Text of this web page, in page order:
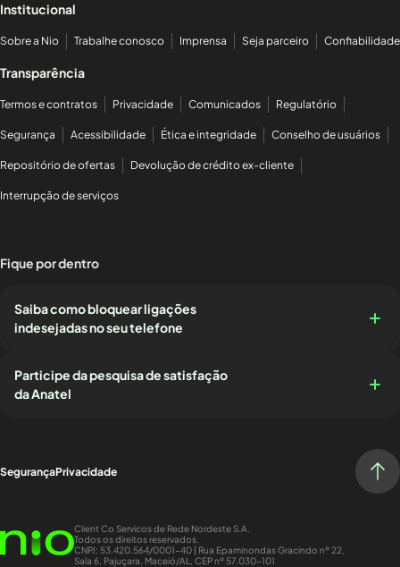
Institucional
Sobre a Nio Trabalhe conosco Imprensa Seja parceiro Confiabilidade
Transparência
Termos e contratos Privacidade Comunicados Regulatório
Segurança Acessibilidade Ética e integridade Conselho de usuários
Repositório de ofertas Devolução de crédito ex-cliente
Interrupção de serviços
Fique por dentro
Saiba como bloquear ligações
indesejadas no seu telefone
Participe da pesquisa de satisfação
da Anatel
SegurançaPrivacidade
Client Co Servicos de Rede Nordeste S.A.
Todos os direitos reservados.
CNPJ: 53.420.564/0001-40 | Rua Epaminondas Gracindo nº 22,
Sala 6, Pajuçara, Maceió/AL, CEP nº 57.030-101